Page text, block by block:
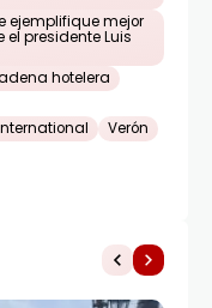
ejemplifique mejor
presidente Luis
hotelera
Verón